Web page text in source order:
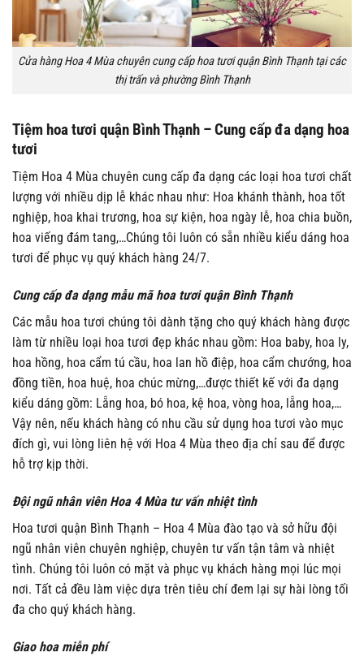
Cửa hàng Hoa 4 Mùa chuyên cung cấp hoa tươi quận Bình Thạnh tại các
thị trấn và phường Bình Thạnh
Tiệm hoa tươi quận Bình Thạnh – Cung cấp đa dạng hoa
tươi
Tiệm Hoa 4 Mùa chuyên cung cấp đa dạng các loại hoa tươi chất
lượng với nhiều dịp lễ khác nhau như: Hoa khánh thành, hoa tốt
nghiệp, hoa khai trương, hoa sự kiện, hoa ngày lễ, hoa chia buồn,
hoa viếng đám tang,…Chúng tôi luôn có sẵn nhiều kiểu dáng hoa
tươi để phục vụ quý khách hàng 24/7.
Cung cấp đa dạng mẫu mã hoa tươi quận Bình Thạnh
Các mẫu hoa tươi chúng tôi dành tặng cho quý khách hàng được
làm từ nhiều loại hoa tươi đẹp khác nhau gồm: Hoa baby, hoa ly,
hoa hồng, hoa cẩm tú cầu, hoa lan hồ điệp, hoa cẩm chướng, hoa
đồng tiền, hoa huệ, hoa chúc mừng,…được thiết kế với đa dạng
kiểu dáng gồm: Lẵng hoa, bó hoa, kệ hoa, vòng hoa, lẵng hoa,…
Vậy nên, nếu khách hàng có nhu cầu sử dụng hoa tươi vào mục
đích gì, vui lòng liên hệ với Hoa 4 Mùa theo địa chỉ sau để được
hỗ trợ kịp thời.
Đội ngũ nhân viên Hoa 4 Mùa tư vấn nhiệt tình
Hoa tươi quận Bình Thạnh – Hoa 4 Mùa đào tạo và sở hữu đội
ngũ nhân viên chuyên nghiệp, chuyên tư vấn tận tâm và nhiệt
tình. Chúng tôi luôn có mặt và phục vụ khách hàng mọi lúc mọi
nơi. Tất cả đều làm việc dựa trên tiêu chí đem lại sự hài lòng tối
đa cho quý khách hàng.
Giao hoa miễn phí